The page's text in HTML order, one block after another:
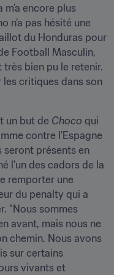
m’a encore plus
n’a pas hésité une
du Honduras pour
Football Masculin,
très bien pu le retenir.
les critiques dans son
un but de Choco qui
contre l’Espagne
seront présents en
l'un des cadors de la
remporter une
du penalty qui a
"Nous sommes
avant, mais nous ne
chemin. Nous avons
sur certains
vivants et